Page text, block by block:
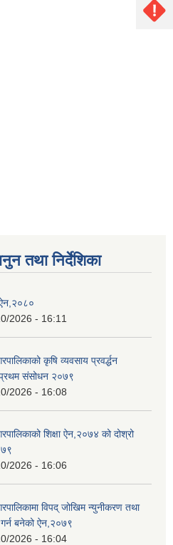
तथा निर्देशिका
2026 - 16:11
कृषि व्यवसाय प्रवर्द्धन
संसोधन २०७९
2026 - 16:08
शिक्षा ऐन,२०७४ को दोश्रो
2026 - 16:06
विपद् जोखिम न्युनीकरण तथा
बनेको ऐन,२०७९
2026 - 16:04